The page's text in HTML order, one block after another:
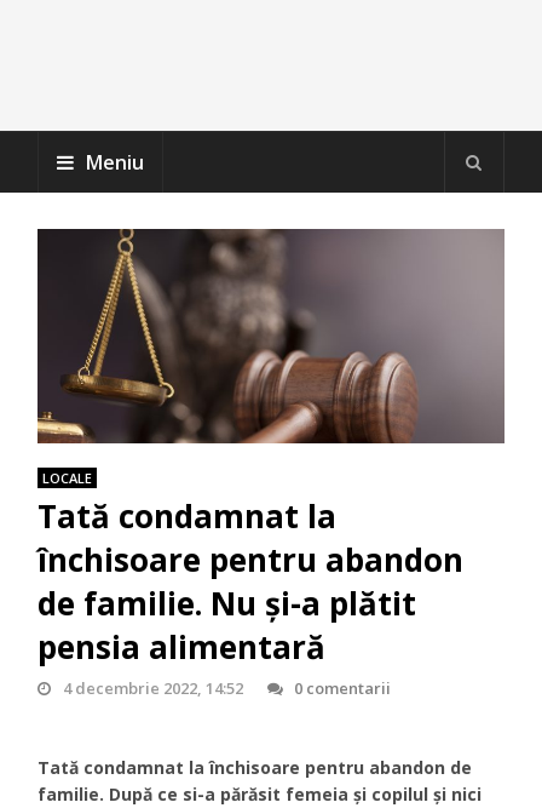
Meniu
LOCALE
Tată condamnat la
închisoare pentru abandon
de familie. Nu și-a plătit
pensia alimentară
4 decembrie 2022, 14:52 0 comentarii
Tată condamnat la închisoare pentru abandon de
familie. După ce si-a părăsit femeia și copilul şi nici